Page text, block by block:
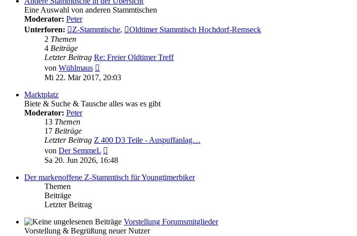
Eine Auswahl von anderen Stammtischen
Moderator: Peter
Unterforen:
Z-Stammtische,
Oldtimer Stammtisch Hochdorf-Remseck
2 Themen
4 Beiträge
Letzter Beitrag Re: Freier Oldtimer Treff
von Wühlmaus
Beitrag
Mi 22. Mär 2017, 20:03
Marktplatz
Biete & Suche & Tausche alles was es gibt
Moderator: Peter
13 Themen
17 Beiträge
Letzter Beitrag Z 400 D3 Teile - Auspuffanlag…
von Der SemmeL
Beitrag
Sa 20. Jun 2026, 16:48
Der markenoffene Z-Stammtisch für Youngtimerbiker
Themen
Beiträge
Letzter Beitrag
Vorstellung Forumsmitglieder
Vorstellung & Begrüßung neuer Nutzer